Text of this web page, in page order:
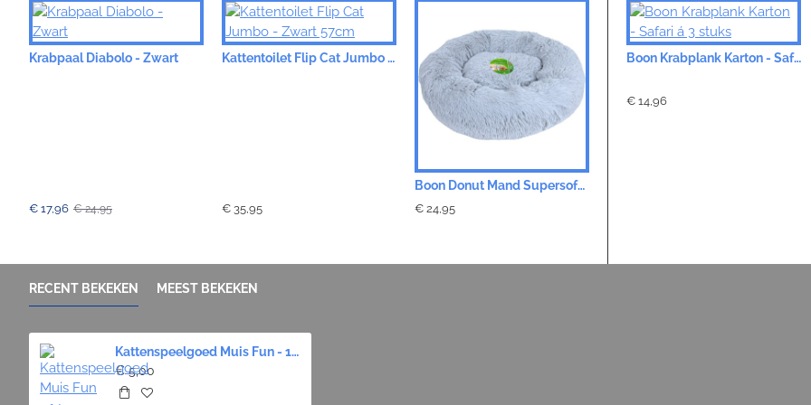
Krabpaal Diabolo - Zwart
€ 17,96 € 24,95
Kattentoilet Flip Cat Jumbo - Zwart 57cm
€ 35,95
Boon Donut Mand Supersoft - Lichtgrijs 3 maten
€ 24,95
Kattenspeelgoed Springveer 4 st. - 10 cm Boon Krabplank Karton - Safari á 3 stuks
€ 14,96
RECENT BEKEKEN MEEST BEKEKEN
Kattenspeelgoed Muis Fun - 14cm
€ 5,00